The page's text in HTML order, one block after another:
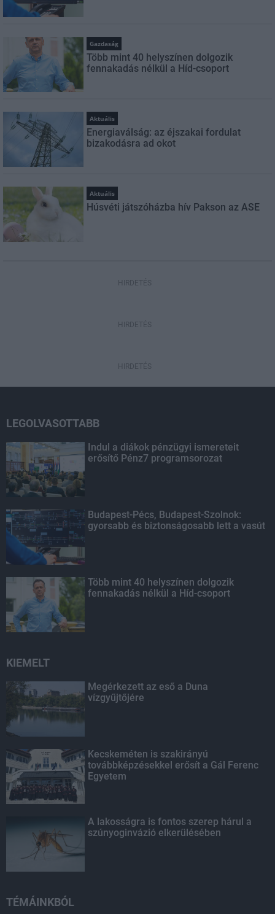
Gazdaság
Több mint 40 helyszínen dolgozik
fennakadás nélkül a Híd-csoport
Aktuális
Energiaválság: az éjszakai fordulat
bizakodásra ad okot
Aktuális
Húsvéti játszóházba hív Pakson az ASE
HIRDETÉS
HIRDETÉS
HIRDETÉS
LEGOLVASOTTABB
Indul a diákok pénzügyi ismereteit
erősítő Pénz7 programsorozat
Budapest-Pécs, Budapest-Szolnok:
gyorsabb és biztonságosabb lett a vasút
Több mint 40 helyszínen dolgozik
fennakadás nélkül a Híd-csoport
KIEMELT
Megérkezett az eső a Duna
vízgyűjtőjére
Kecskeméten is szakirányú
továbbképzésekkel erősít a Gál Ferenc
Egyetem
A lakosságra is fontos szerep hárul a
szúnyoginvázió elkerülésében
TÉMÁINKBÓL